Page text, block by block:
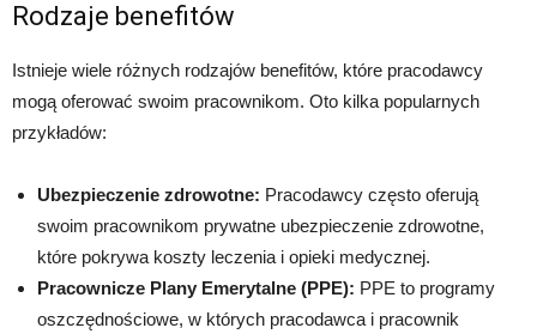
Rodzaje benefitów
Istnieje wiele różnych rodzajów benefitów, które pracodawcy
mogą oferować swoim pracownikom. Oto kilka popularnych
przykładów:
Ubezpieczenie zdrowotne: Pracodawcy często oferują
swoim pracownikom prywatne ubezpieczenie zdrowotne,
które pokrywa koszty leczenia i opieki medycznej.
Pracownicze Plany Emerytalne (PPE): PPE to programy
oszczędnościowe, w których pracodawca i pracownik